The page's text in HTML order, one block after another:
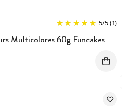
5/5(1)
Multicolores 60g Funcakes